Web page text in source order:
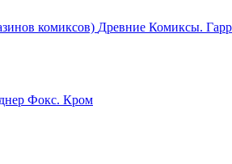
Древние Комиксы.
Фокс. Кром